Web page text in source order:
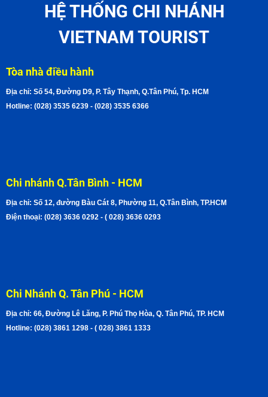
HỆ THỐNG CHI NHÁNH
VIETNAM TOURIST
Tòa nhà điều hành
Địa chỉ: Số 54, Đường D9, P. Tây Thạnh, Q.Tân Phú, Tp. HCM
Hotline: (028) 3535 6239 - (028) 3535 6366
Chi nhánh Q.Tân Bình - HCM
Địa chỉ: Số 12, đường Bàu Cát 8, Phường 11, Q.Tân Bình, TP.HCM
Điện thoại: (028) 3636 0292 - ( 028) 3636 0293
Chi Nhánh Q. Tân Phú - HCM
Địa chỉ: 66, Đường Lê Lăng, P. Phú Thọ Hòa, Q. Tân Phú, TP. HCM
Hotline: (028) 3861 1298 - ( 028) 3861 1333